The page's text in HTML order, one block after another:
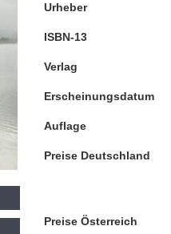
Urheber
ISBN-13
Verlag
Erscheinungsdatum
Auflage
Preise Deutschland
Preise Österreich